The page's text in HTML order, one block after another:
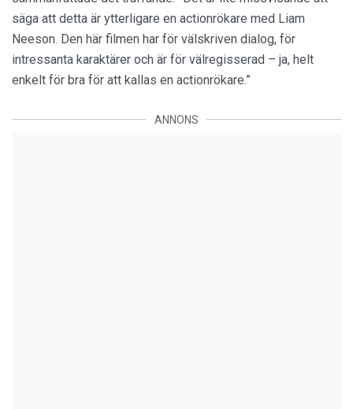
säga att detta är ytterligare en actionrökare med Liam
Neeson. Den här filmen har för välskriven dialog, för
intressanta karaktärer och är för välregisserad – ja, helt
enkelt för bra för att kallas en actionrökare.”
ANNONS